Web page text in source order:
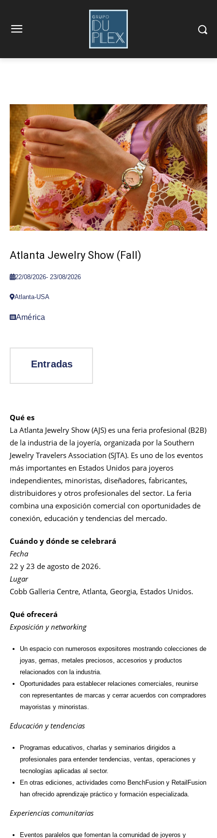
Atlanta Jewelry Show (Fall)
22/08/2026- 23/08/2026
Atlanta-USA
América
Qué es
La Atlanta Jewelry Show (AJS) es una feria profesional (B2B)
de la industria de la joyería, organizada por la Southern
Jewelry Travelers Association (SJTA). Es uno de los eventos
más importantes en Estados Unidos para joyeros
independientes, minoristas, diseñadores, fabricantes,
distribuidores y otros profesionales del sector. La feria
combina una exposición comercial con oportunidades de
conexión, educación y tendencias del mercado.
Cuándo y dónde se celebrará
Fecha
22 y 23 de agosto de 2026.
Lugar
Cobb Galleria Centre, Atlanta, Georgia, Estados Unidos.
Qué ofrecerá
Exposición y networking
Un espacio con numerosos expositores mostrando colecciones de
joyas, gemas, metales preciosos, accesorios y productos
relacionados con la industria.
Oportunidades para establecer relaciones comerciales, reunirse
con representantes de marcas y cerrar acuerdos con compradores
mayoristas y minoristas.
Educación y tendencias
Programas educativos, charlas y seminarios dirigidos a
profesionales para entender tendencias, ventas, operaciones y
tecnologías aplicadas al sector.
En otras ediciones, actividades como BenchFusion y RetailFusion
han ofrecido aprendizaje práctico y formación especializada.
Experiencias comunitarias
Eventos paralelos que fomentan la comunidad de joyeros y